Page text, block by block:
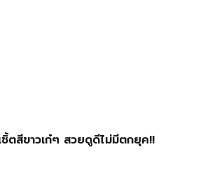
ชิ้ตสีขาวเก๋ๆ สวยดูดีไม่มีตกยุค!!